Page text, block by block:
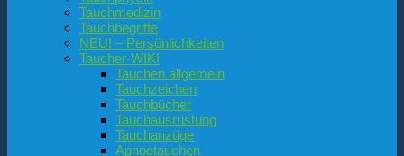
Tauchmedizin
Tauchbegriffe
NEU! – Persönlichkeiten
Taucher-WIKI
Tauchen allgemein
Tauchzeichen
Tauchbücher
Tauchausrüstung
Tauchanzüge
Apnoetauchen